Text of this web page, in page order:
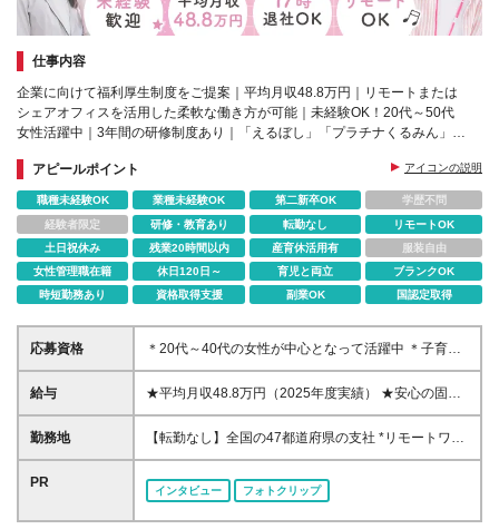
仕事内容
企業に向けて福利厚生制度をご提案｜平均月収48.8万円｜リモートまたは
シェアオフィスを活用した柔軟な働き方が可能｜未経験OK！20代～50代
女性活躍中｜3年間の研修制度あり｜「えるぼし」「プラチナくるみん」認
アピールポイント
アイコンの説明
職種未経験OK 業種未経験OK 第二新卒OK
学歴不問
経験者限定
研修・教育あり 転勤なし
リモートOK
土日祝休み
残業20時間以内 産育休活用有
服装自由
女性管理職在籍
休日120日～ 育児と両立
ブランクOK
時短勤務あり
資格取得支援 副業OK 国認定取得
応募資格
＊20代～40代の女性が中心となって活躍中 ＊子育て
しながら働く方も多数在籍 ＊未経験者も歓迎 ◆高卒
以上 ◆社会人経験をお持ちの方 - 業界・業種・職種・
います！» ◇無理のない働き方をしたい …お客さま先
への直行直帰OK！17時には退勤できます。 また、
業務効率も高められます。 ◇子育てとの両立を目指
給与
★平均月収48.8万円（2025年度実績） ★安心の固定
給＋賞与年2回＋インセンティブ！手当も充実 月給21
万円～23万円＋諸手当＋インセンティブ＋賞与年2回
※単発的な売上評価だけでなく、日々の頑張りや成果
勤務地
【転勤なし】全国の47都道府県の支社 *リモートワー
クまたはシェアオフィスを活用した柔軟な働き方が可
能 *お住まいや希望に合わせて配属 *U・Iターン歓迎 *
ご自身の都合で転居が必要になった場合の異動も可能
★リモートワークについて リモートワークのインフ
PR
インタビュー フォトクリップ